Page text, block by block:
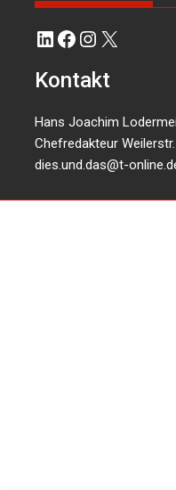
LinkedIn
Facebook
Instagram
X
Kontakt
Hans Joachim
Chefredakteur
dies.und.das@t-